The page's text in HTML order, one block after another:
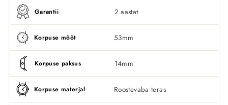
Garantii 2 aastat
Korpuse mõõt 53mm
Korpuse paksus 14mm
Korpuse materjal Roostevaba teras